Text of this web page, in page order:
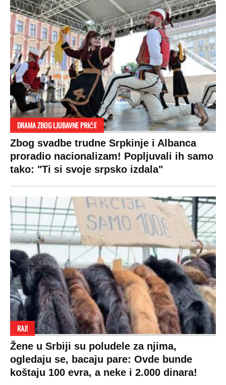
DRAMA ZBOG LJUBAVNE PRIČE
Zbog svadbe trudne Srpkinje i Albanca
proradio nacionalizam! Popljuvali ih samo
tako: "Ti si svoje srpsko izdala"
RAJ!
Žene u Srbiji su poludele za njima,
ogledaju se, bacaju pare: Ovde bunde
koštaju 100 evra, a neke i 2.000 dinara!